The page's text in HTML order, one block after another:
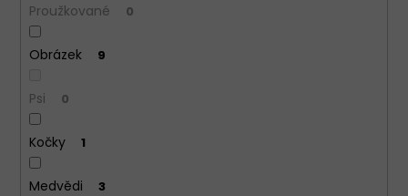
Proužkované 0
Obrázek 9
Psi 0
Kočky 1
Medvědi 3